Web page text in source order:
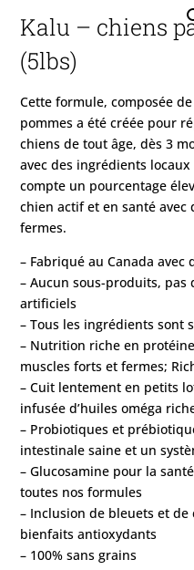
Kalu – chiens
(5lbs)
Cette formule, composée
pommes a été créée pour
chiens de tout âge, dès 3
avec des ingrédients
compte un pourcentage
chien actif et en santé avec
fermes.
– Fabriqué au Canada
– Aucun sous-produits, pas
artificiels
– Tous les ingrédients sont
– Nutrition riche en
muscles forts et fermes;
– Cuit lentement en petits
infusée d’huiles oméga
– Probiotiques et
intestinale saine et un
– Glucosamine pour la
toutes nos formules
– Inclusion de bleuets et
bienfaits antioxydants
– 100% sans grains